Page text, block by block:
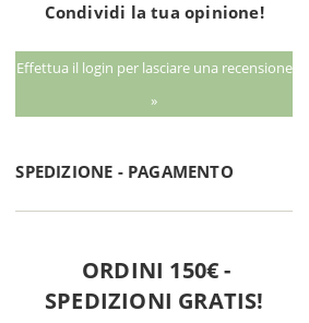
Condividi la tua opinione!
Effettua il login per lasciare una recensione
»
SPEDIZIONE - PAGAMENTO
ORDINI 150€ -
SPEDIZIONI GRATIS!